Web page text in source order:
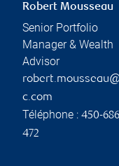
Robert Mousseau
Senior Portfolio
Manager & Wealth
Advisor
c.com
Téléphone : 450-
472